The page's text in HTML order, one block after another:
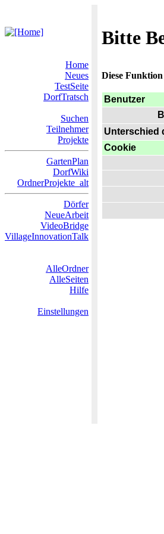
Bitte
Home
Neues
TestSeite
DorfTratsch
Suchen
Teilnehmer
Projekte
GartenPlan
DorfWiki
OrdnerProjekte_alt
Dörfer
NeueArbeit
VideoBridge
VillageInnovationTalk
AlleOrdner
AlleSeiten
Hilfe
Einstellungen
Diese
Benutzer
Unterschied
Cookie